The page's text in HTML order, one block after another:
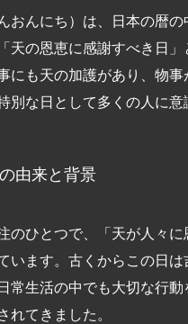
おんにち）は、日本の暦の
天の恩恵に感謝すべき日」
にも天の加護があり、物事
別な日として多くの人に意
由来と背景
のひとつで、「天が人々に
います。古くからこの日
常生活の中でも大切な行動
れてきました。